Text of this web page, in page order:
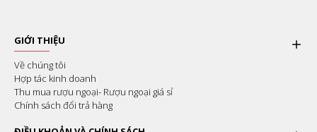
GIỚI THIỆU
Về chúng tôi
Hợp tác kinh doanh
Thu mua rượu ngoại- Rượu ngoại giá sỉ
Chính sách đổi trả hàng